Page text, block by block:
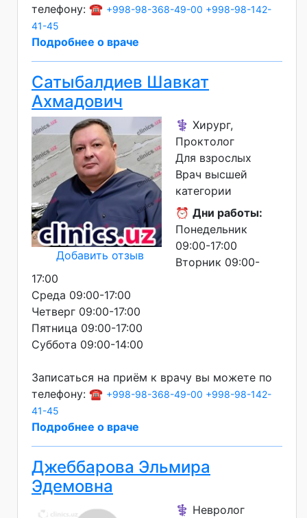
телефону: ☎️ +998-98-368-49-00 +998-98-142-
41-45
Подробнее о враче
Сатыбалдиев Шавкат
Ахмадович
Добавить отзыв
⚕️ Хирург,
Проктолог
Для взрослых
Врач высшей
категории
⏰ Дни работы:
Понедельник
09:00-17:00
Вторник 09:00-
17:00
Среда 09:00-17:00
Четверг 09:00-17:00
Пятница 09:00-17:00
Суббота 09:00-14:00
Записаться на приём к врачу вы можете по
телефону: ☎️ +998-98-368-49-00 +998-98-142-
41-45
Подробнее о враче
Джеббарова Эльмира
Эдемовна
⚕️ Невролог